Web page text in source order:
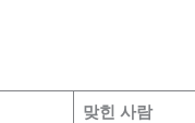
맞힌 사람